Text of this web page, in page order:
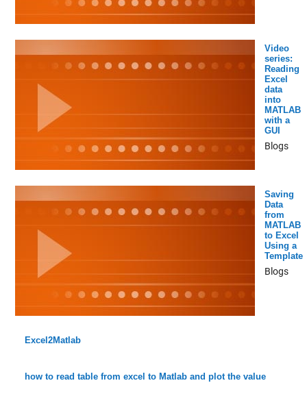
Video
series:
Reading
Excel
data
into
MATLAB
with a
GUI
Blogs
Saving
Data
from
MATLAB
to Excel
Using a
Template
Blogs
Excel2Matlab
how to read table from excel to Matlab and plot the value